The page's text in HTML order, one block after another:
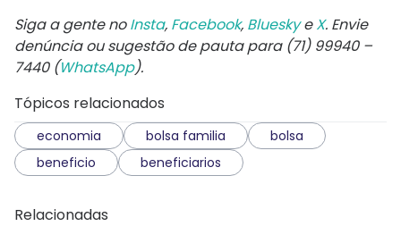
Siga a gente noInsta, Facebook, BlueskyeX. Envie
denúncia ou sugestão de pauta para (71) 99940 –
7440 (WhatsApp).
Tópicos relacionados
economia bolsa familia
bolsa
beneficio
beneficiarios
Relacionadas